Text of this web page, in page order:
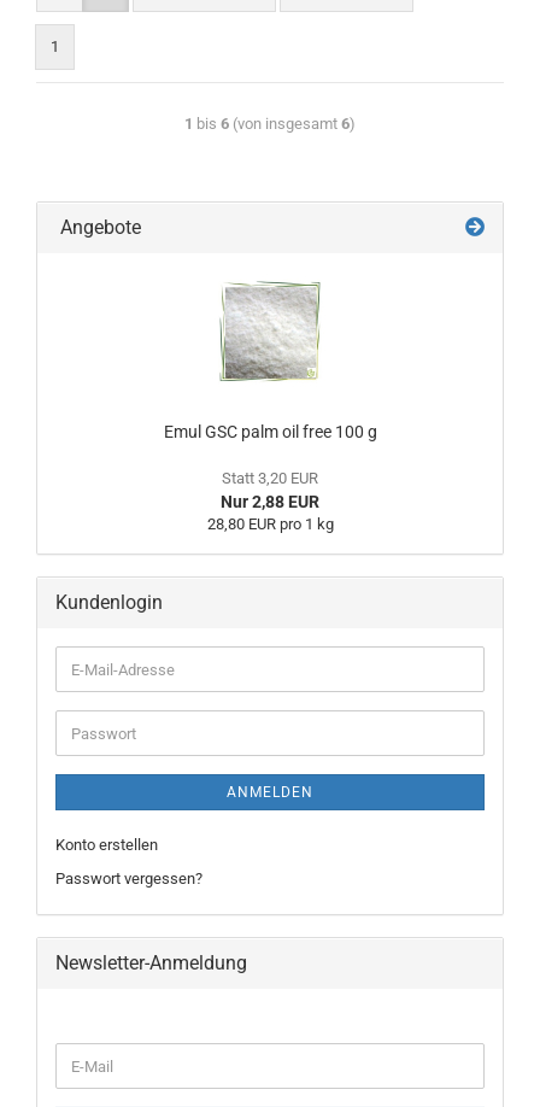
1
1 bis 6 (von insgesamt 6)
Angebote
Emul GSC palm oil free 100 g
Statt 3,20 EUR
Nur 2,88 EUR
28,80 EUR pro 1 kg
Kundenlogin
ANMELDEN
Konto erstellen
Passwort vergessen?
Newsletter-Anmeldung